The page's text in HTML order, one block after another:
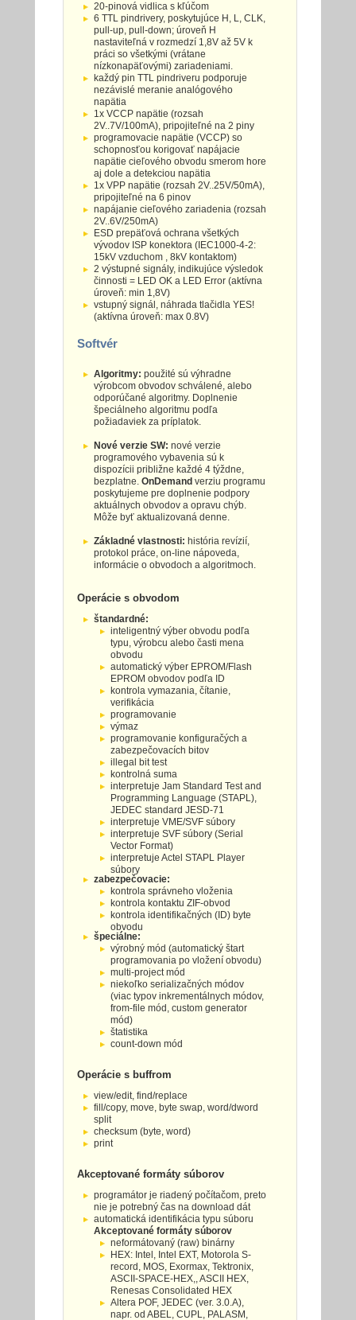
20-pinová vidlica s kľúčom
6 TTL pindrivery, poskytujúce H, L, CLK,
pull-up, pull-down; úroveň H
nastaviteľná v rozmedzí 1,8V až 5V k
práci so všetkými (vrátane
nízkonapäťovými) zariadeniami.
každý pin TTL pindriveru podporuje
nezávislé meranie analógového
napätia
1x VCCP napätie (rozsah
2V..7V/100mA), pripojiteľné na 2 piny
programovacie napätie (VCCP) so
schopnosťou korigovať napájacie
napätie cieľového obvodu smerom hore
aj dole a detekciou napätia
1x VPP napätie (rozsah 2V..25V/50mA),
pripojiteľné na 6 pinov
napájanie cieľového zariadenia (rozsah
2V..6V/250mA)
ESD prepäťová ochrana všetkých
vývodov ISP konektora (IEC1000-4-2:
15kV vzduchom , 8kV kontaktom)
2 výstupné signály, indikujúce výsledok
činnosti = LED OK a LED Error (aktívna
úroveň: min 1,8V)
vstupný signál, náhrada tlačidla YES!
(aktívna úroveň: max 0.8V)
Softvér
Algoritmy: použité sú výhradne
výrobcom obvodov schválené, alebo
odporúčané algoritmy. Doplnenie
špeciálneho algoritmu podľa
požiadaviek za príplatok.
Nové verzie SW: nové verzie
programového vybavenia sú k
dispozícii približne každé 4 týždne,
bezplatne. OnDemand verziu programu
poskytujeme pre doplnenie podpory
aktuálnych obvodov a opravu chýb.
Môže byť aktualizovaná denne.
Základné vlastnosti: história revízií,
protokol práce, on-line nápoveda,
informácie o obvodoch a algoritmoch.
Operácie s obvodom
štandardné:
inteligentný výber obvodu podľa
typu, výrobcu alebo časti mena
obvodu
automatický výber EPROM/Flash
EPROM obvodov podľa ID
kontrola vymazania, čítanie,
verifikácia
programovanie
výmaz
programovanie konfiguračých a
zabezpečovacích bitov
illegal bit test
kontrolná suma
interpretuje Jam Standard Test and
Programming Language (STAPL),
JEDEC standard JESD-71
interpretuje VME/SVF súbory
interpretuje SVF súbory (Serial
Vector Format)
interpretuje Actel STAPL Player
súbory
zabezpečovacie:
kontrola správneho vloženia
kontrola kontaktu ZIF-obvod
kontrola identifikačných (ID) byte
obvodu
špeciálne:
výrobný mód (automatický štart
programovania po vložení obvodu)
multi-project mód
niekoľko serializačných módov
(viac typov inkrementálnych módov,
from-file mód, custom generator
mód)
štatistika
count-down mód
Operácie s buffrom
view/edit, find/replace
fill/copy, move, byte swap, word/dword
split
checksum (byte, word)
print
Akceptované formáty súborov
programátor je riadený počítačom, preto
nie je potrebný čas na download dát
automatická identifikácia typu súboru
Akceptované formáty súborov
neformátovaný (raw) binárny
HEX: Intel, Intel EXT, Motorola S-
record, MOS, Exormax, Tektronix,
ASCII-SPACE-HEX,, ASCII HEX,
Renesas Consolidated HEX
Altera POF, JEDEC (ver. 3.0.A),
napr. od ABEL, CUPL, PALASM,